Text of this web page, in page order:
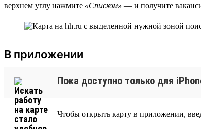
верхнем углу нажмите «Списком» — и получите
В приложении
Пока доступно только для
Чтобы открыть карту в приложении,